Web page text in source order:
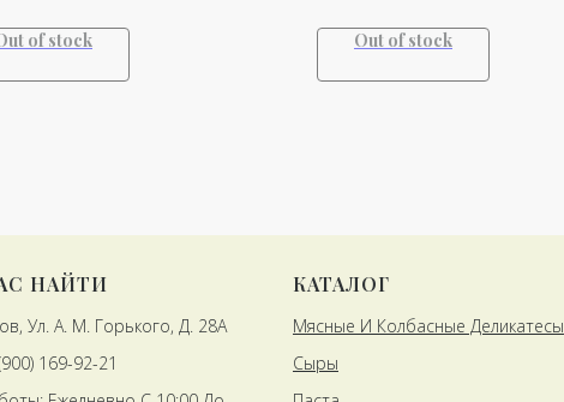
of stock Out of stock
НАЙТИ
Ул. А. М. Горького, Д. 28А
169-92-21
КАТАЛОГ
Мясные И Колбасные Деликатесы
Сыры